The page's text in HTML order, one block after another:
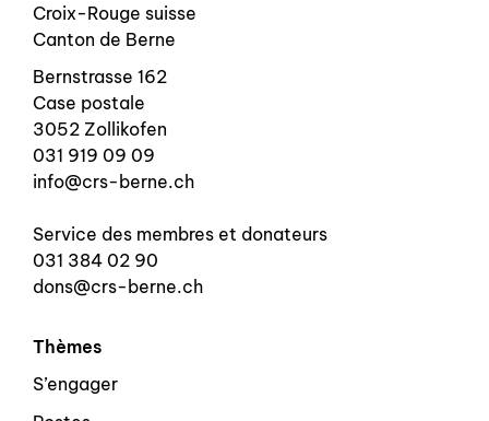
Croix-Rouge suisse
Canton de Berne
Bernstrasse 162
Case postale
3052 Zollikofen
031 919 09 09
info@crs-berne.ch
Service des membres et donateurs
031 384 02 90
dons@crs-berne.ch
Thèmes
S’engager